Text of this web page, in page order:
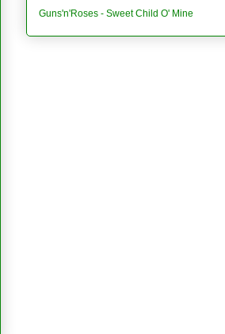
Guns'n'Roses - Sweet Child O' Mine